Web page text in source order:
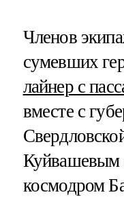
Членов
сумевших
лайнер с
вместе с
Куйвашевым
космодром